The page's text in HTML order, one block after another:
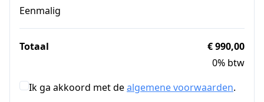
Eenmalig
Totaal
€ 990,00
0% btw
Ik ga akkoord met dealgemene voorwaarden.